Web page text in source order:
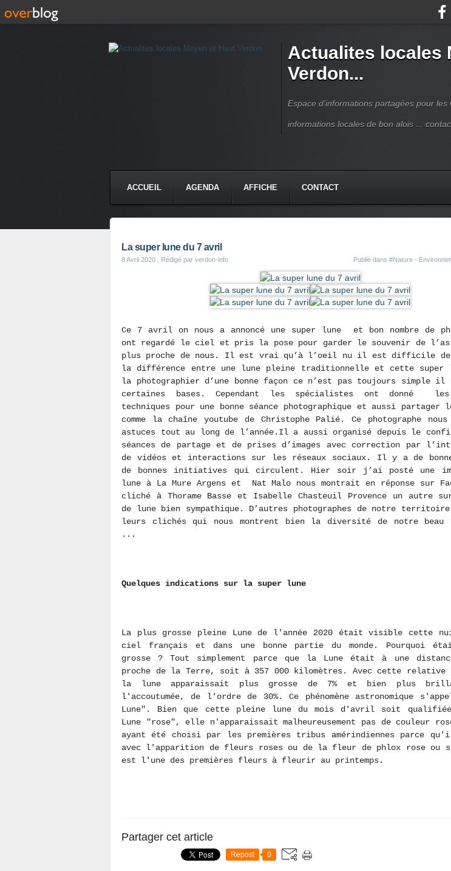
Actualites locales
Verdon...
Espace d'informations partagées pour
informations locales de bon alois ...
ACCUEIL AGENDA AFFICHE CONTACT
La super lune du 7 avril
8 Avril 2020 , Rédigé par verdon-info Publié dans #Nature -
Ce 7 avril on nous a annoncé une super lune et bon nombre de
ont regardé le ciel et pris la pose pour garder le souvenir de
plus proche de nous. Il est vrai qu’à l’oeil nu il est difficile de
la différence entre une lune pleine traditionnelle et cette super
la photographier d’une bonne façon ce n’est pas toujours simple
certaines bases. Cependant les spécialistes ont donné les
techniques pour une bonne séance photographique et aussi partager
comme la chaîne youtube de Christophe Palié. Ce photographe nous
astuces tout au long de l’année.Il a aussi organisé depuis le
séances de partage et de prises d’images avec correction par
de vidéos et interactions sur les réseaux sociaux. Il y a de
de bonnes initiatives qui circulent. Hier soir j’ai posté une
lune à La Mure Argens et Nat Malo nous montrait en réponse sur
cliché à Thorame Basse et Isabelle Chasteuil Provence un autre
de lune bien sympathique. D’autres photographes de notre
leurs clichés qui nous montrent bien la diversité de notre
...
Quelques indications sur la super lune
La plus grosse pleine Lune de l'année 2020 était visible cette
ciel français et dans une bonne partie du monde. Pourquoi
grosse ? Tout simplement parce que la Lune était à une
proche de la Terre, soit à 357 000 kilomètres. Avec cette relative
la lune apparaissait plus grosse de 7% et bien plus
l'accoutumée, de l'ordre de 30%. Ce phénomène astronomique
Lune". Bien que cette pleine lune du mois d'avril soit qualifiée
Lune "rose", elle n'apparaissait malheureusement pas de couleur
ayant été choisi par les premières tribus amérindiennes parce
avec l'apparition de fleurs roses ou de la fleur de phlox rose ou
est l'une des premières fleurs à fleurir au printemps.
Partager cet article
Repost 0